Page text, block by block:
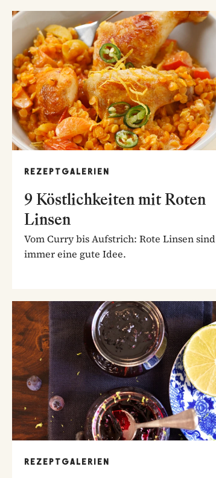
REZEPTGALERIEN
9 Köstlichkeiten mit Roten
Linsen
Vom Curry bis Aufstrich: Rote Linsen sind
immer eine gute Idee.
REZEPTGALERIEN